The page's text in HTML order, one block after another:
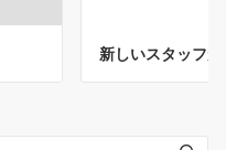
新しいスタッフ